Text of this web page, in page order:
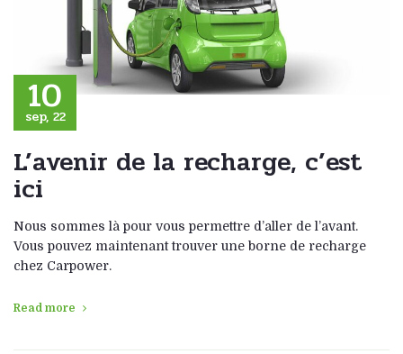
10
sep, 22
L’avenir de la recharge, c’est
ici
Nous sommes là pour vous permettre d’aller de l’avant.
Vous pouvez maintenant trouver une borne de recharge
chez Carpower.
Read more